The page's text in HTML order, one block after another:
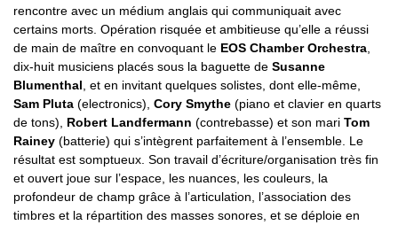
rencontre avec un médium anglais qui communiquait avec
certains morts. Opération risquée et ambitieuse qu’elle a réussi
de main de maître en convoquant le EOS Chamber Orchestra
dix-huit musiciens placés sous la baguette de Susanne
Blumenthal , et en invitant quelques solistes, dont elle-même,
Sam Pluta (electronics), Cory Smythe (piano et clavier en quarts
de tons), Robert Landfermann (contrebasse) et son mari Tom
Rainey (batterie) qui s’intègrent parfaitement à l’ensemble. Le
résultat est somptueux. Son travail d’écriture/organisation très fin
et ouvert joue sur l’espace, les nuances, les couleurs, la
profondeur de champ grâce à l’articulation, l’association des
timbres et la répartition des masses sonores, et se déploie en